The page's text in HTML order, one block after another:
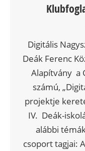
Digitális
Deák Ferenc
Alapítvány a
számú,
projektje
IV. Deák-
alábbi
csoport tagjai: